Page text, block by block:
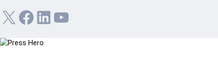
X Facebook LinkedIn YouTube